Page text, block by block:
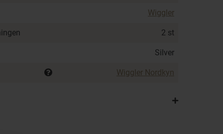
Wiggler
2 st
Silver
Wiggler Nordkyn